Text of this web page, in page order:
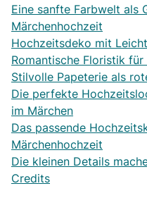
Eine sanfte Farbwelt als
Märchenhochzeit
Hochzeitsdeko mit
Romantische Floristik
Stilvolle Papeterie als
Die perfekte
im Märchen
Das passende
Märchenhochzeit
Die kleinen Details
Credits